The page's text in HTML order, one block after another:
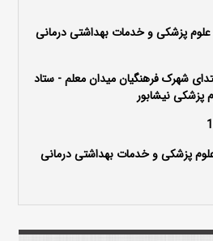
پزشکی و خدمات بهداشتی درمانی
شهرک فرهنگیان میدان معلم - ستاد
پزشکی نیشابور
پزشکی و خدمات بهداشتی درمانی